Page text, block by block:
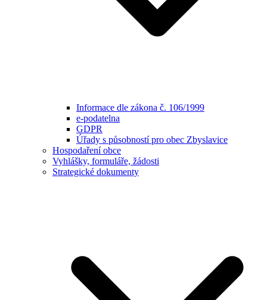
Informace dle zákona č. 106/1999
e-podatelna
GDPR
Úřady s působností pro obec Zbyslavice
Hospodaření obce
Vyhlášky, formuláře, žádosti
Strategické dokumenty